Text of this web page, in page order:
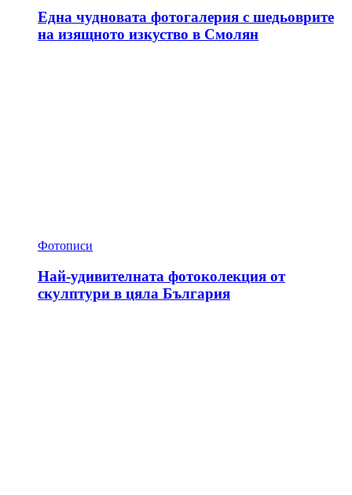
Една чудновата фотогалерия с шедьоврите
на изящното изкуство в Смолян
Фотописи
Най-удивителната фотоколекция от
скулптури в цяла България